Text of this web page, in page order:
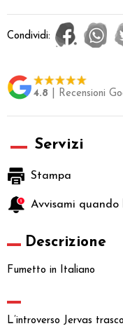
Condividi:
4.8 | Recensioni
Servizi
Stampa
Avvisami
Descrizione
Fumetto in Italiano
L’introverso Jervas